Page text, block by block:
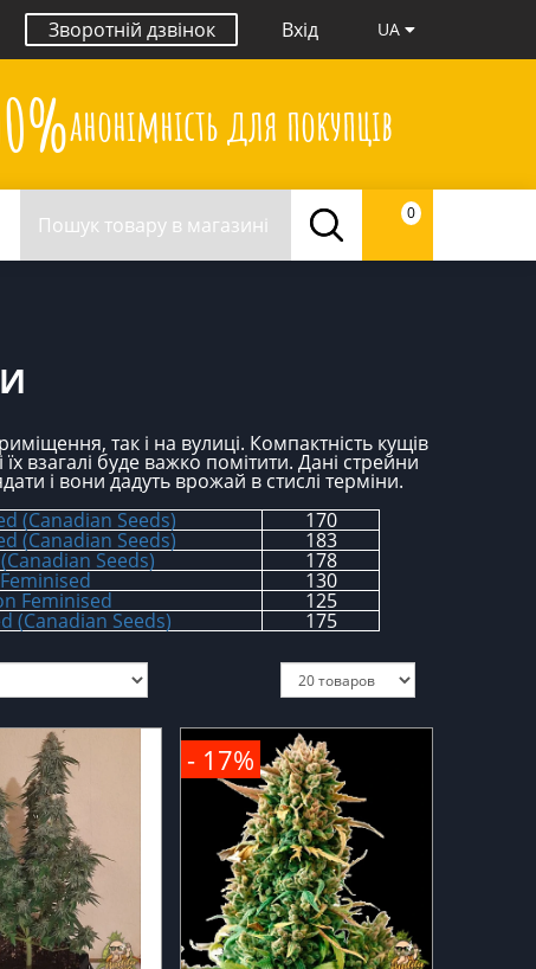
Зворотній дзвінок Вхід UA
анонімність для покупців
0
так і на вулиці. Компактність кущів
взагалі буде важко помітити. Дані стрейни
і вони дадуть врожай в стислі терміни.
(Canadian Seeds) 170
(Canadian Seeds) 183
Seeds)
178
130
Feminised 125
(Canadian Seeds) 175
- 17%